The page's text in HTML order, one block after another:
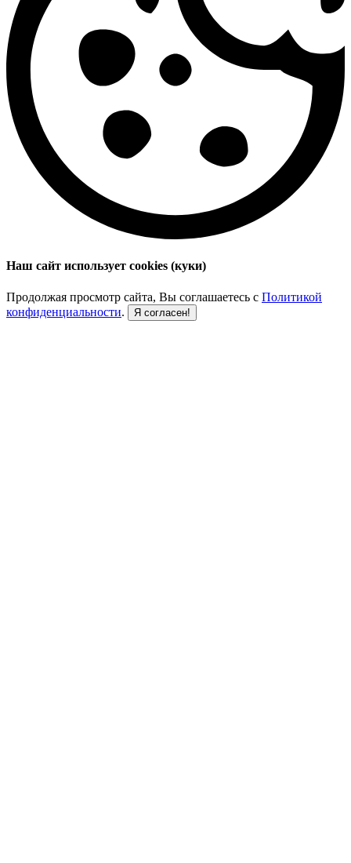
Наш сайт использует cookies (куки)
Продолжая просмотр сайта, Вы соглашаетесь с Политикой
конфиденциальности. Я согласен!